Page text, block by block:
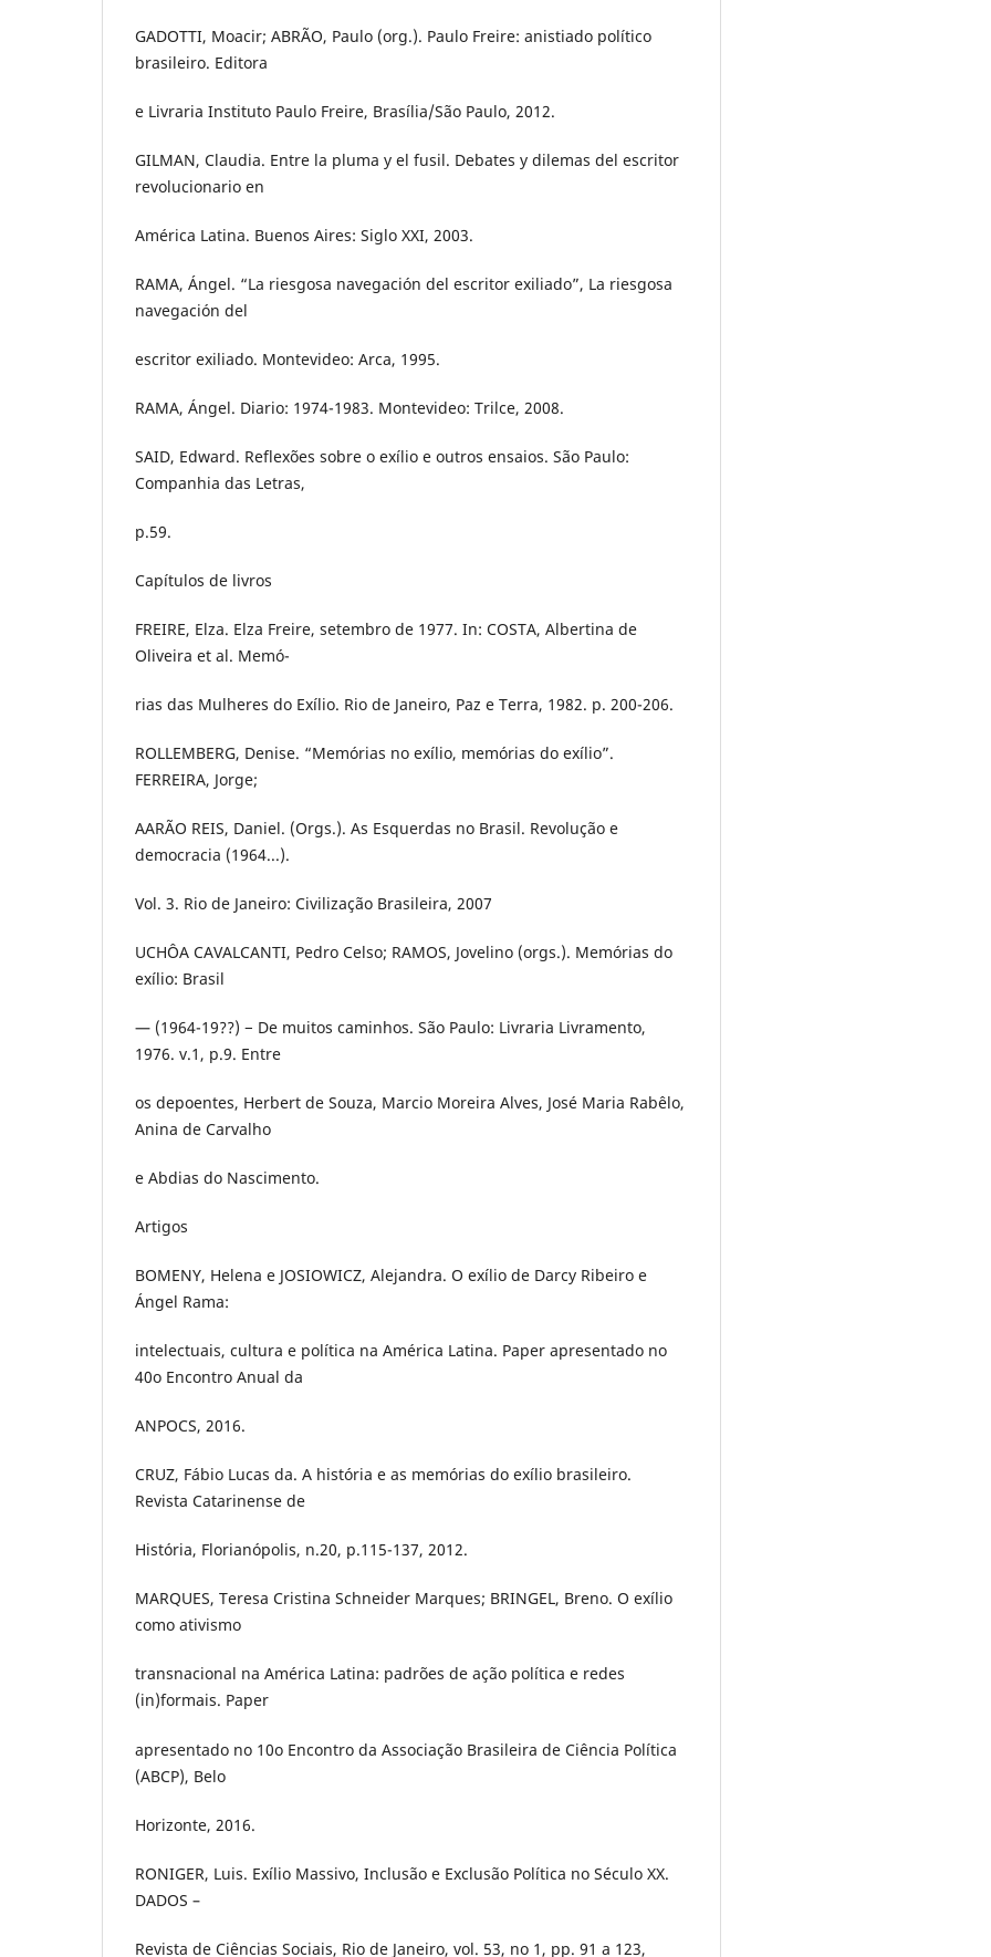
GADOTTI, Moacir; ABRÃO, Paulo (org.). Paulo Freire: anistiado político
brasileiro. Editora
e Livraria Instituto Paulo Freire, Brasília/São Paulo, 2012.
GILMAN, Claudia. Entre la pluma y el fusil. Debates y dilemas del escritor
revolucionario en
América Latina. Buenos Aires: Siglo XXI, 2003.
RAMA, Ángel. “La riesgosa navegación del escritor exiliado”, La riesgosa
navegación del
escritor exiliado. Montevideo: Arca, 1995.
RAMA, Ángel. Diario: 1974-1983. Montevideo: Trilce, 2008.
SAID, Edward. Reflexões sobre o exílio e outros ensaios. São Paulo:
Companhia das Letras,
p.59.
Capítulos de livros
FREIRE, Elza. Elza Freire, setembro de 1977. In: COSTA, Albertina de
Oliveira et al. Memó-
rias das Mulheres do Exílio. Rio de Janeiro, Paz e Terra, 1982. p. 200-206.
ROLLEMBERG, Denise. “Memórias no exílio, memórias do exílio”.
FERREIRA, Jorge;
AARÃO REIS, Daniel. (Orgs.). As Esquerdas no Brasil. Revolução e
democracia (1964...).
Vol. 3. Rio de Janeiro: Civilização Brasileira, 2007
UCHÔA CAVALCANTI, Pedro Celso; RAMOS, Jovelino (orgs.). Memórias do
exílio: Brasil
— (1964-19??) − De muitos caminhos. São Paulo: Livraria Livramento,
1976. v.1, p.9. Entre
os depoentes, Herbert de Souza, Marcio Moreira Alves, José Maria Rabêlo,
Anina de Carvalho
e Abdias do Nascimento.
Artigos
BOMENY, Helena e JOSIOWICZ, Alejandra. O exílio de Darcy Ribeiro e
Ángel Rama:
intelectuais, cultura e política na América Latina. Paper apresentado no
40o Encontro Anual da
ANPOCS, 2016.
CRUZ, Fábio Lucas da. A história e as memórias do exílio brasileiro.
Revista Catarinense de
História, Florianópolis, n.20, p.115-137, 2012.
MARQUES, Teresa Cristina Schneider Marques; BRINGEL, Breno. O exílio
como ativismo
transnacional na América Latina: padrões de ação política e redes
(in)formais. Paper
apresentado no 10o Encontro da Associação Brasileira de Ciência Política
(ABCP), Belo
Horizonte, 2016.
RONIGER, Luis. Exílio Massivo, Inclusão e Exclusão Política no Século XX.
DADOS –
Revista de Ciências Sociais, Rio de Janeiro, vol. 53, no 1, pp. 91 a 123,